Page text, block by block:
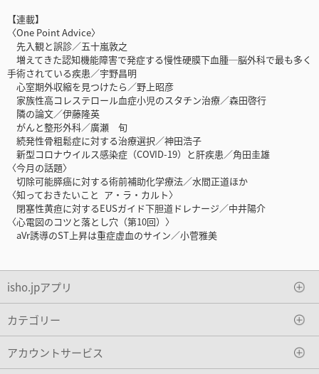
【連載】
〈One Point Advice〉
先入観と誤診／五十嵐敦之
増えてきた認知機能障害で発症する慢性硬膜下血腫─脳外科で最も多く
手術されている疾患／宇野昌明
心室期外収縮を見つけたら／野上昭彦
家族性高コレステロール血症小児のスタチン治療／森田啓行
隣の論文／伊藤隆英
がんと整形外科／廣瀬 旬
続発性骨粗鬆症に対する治療選択／神田浩子
新型コロナウイルス感染症（COVID-19）と肝疾患／角田圭雄
〈今月の話題〉
切除可能膵癌に対する術前補助化学療法／水間正道ほか
〈知っておきたいこと ア・ラ・カルト〉
閉塞性黄疸に対するEUSガイド下胆道ドレナージ／中井陽介
〈心電図のコツと落とし穴（第10回）〉
aVr誘導のST上昇は重症虚血のサイン／小菅雅美
isho.jpアプリ
カテゴリー
アカウントサービス